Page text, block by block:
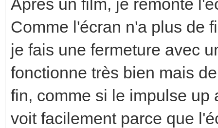
Après un film, je remonte
Comme l'écran n'a plus de
je fais une fermeture avec
fonctionne très bien mais
fin, comme si le impulse
voit facilement parce que